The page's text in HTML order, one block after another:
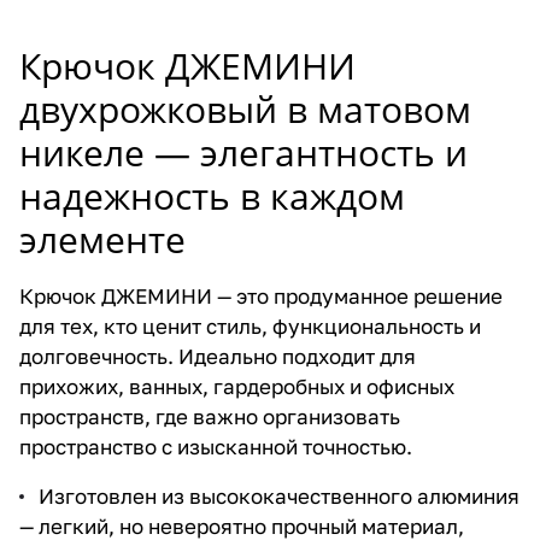
Крючок ДЖЕМИНИ
двухрожковый в матовом
никеле — элегантность и
надежность в каждом
элементе
Крючок ДЖЕМИНИ — это продуманное решение
для тех, кто ценит стиль, функциональность и
долговечность. Идеально подходит для
прихожих, ванных, гардеробных и офисных
пространств, где важно организовать
пространство с изысканной точностью.
Изготовлен из высококачественного алюминия
— легкий, но невероятно прочный материал,